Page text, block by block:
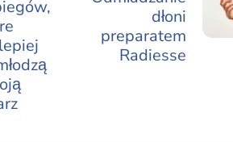
dłoni
preparatem
Radiesse